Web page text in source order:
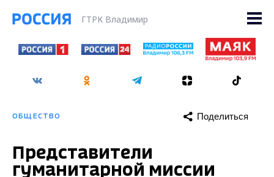
ГТРК Владимир
ОБЩЕСТВО Поделиться
Представители
гуманитарной миссии